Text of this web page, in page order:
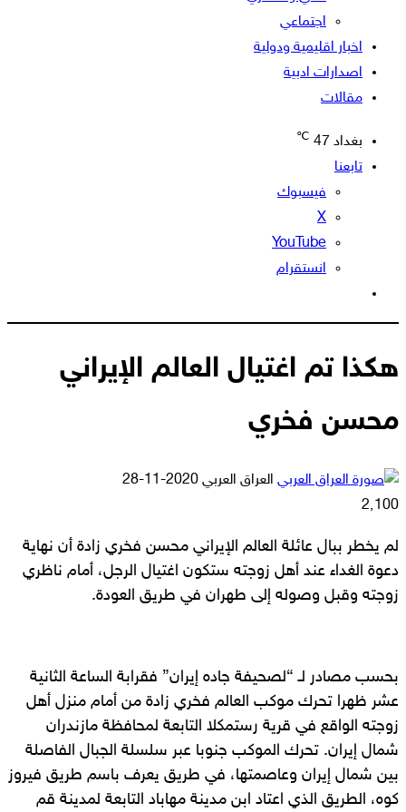
اجتماعي
اخبار اقليمية ودولية
اصدارات ادبية
مقالات
بغداد 47
℃
تابعنا
فيسبوك
‫X
‫YouTube
انستقرام
المظلم
هكذا تم اغتيال العالم الإيراني
محسن فخري
العراق العربي أرسل
2020-11-28
2٬100
لم يخطر ببال عائلة العالم الإيراني محسن فخري زادة أن نهاية
دعوة الغداء عند أهل زوجته ستكون اغتيال الرجل، أمام ناظري
زوجته وقبل وصوله إلى طهران في طريق العودة.
بحسب مصادر لـ “لصحيفة جاده إيران” فقرابة الساعة الثانية
عشر ظهرا تحرك موكب العالم فخري زادة من أمام منزل أهل
زوجته الواقع في قرية رستمكلا التابعة لمحافظة مازندران
شمال إيران. تحرك الموكب جنوبا عبر سلسلة الجبال الفاصلة
بين شمال إيران وعاصمتها، في طريق يعرف باسم طريق فيروز
كوه، الطريق الذي اعتاد ابن مدينة مهاباد التابعة لمدينة قم